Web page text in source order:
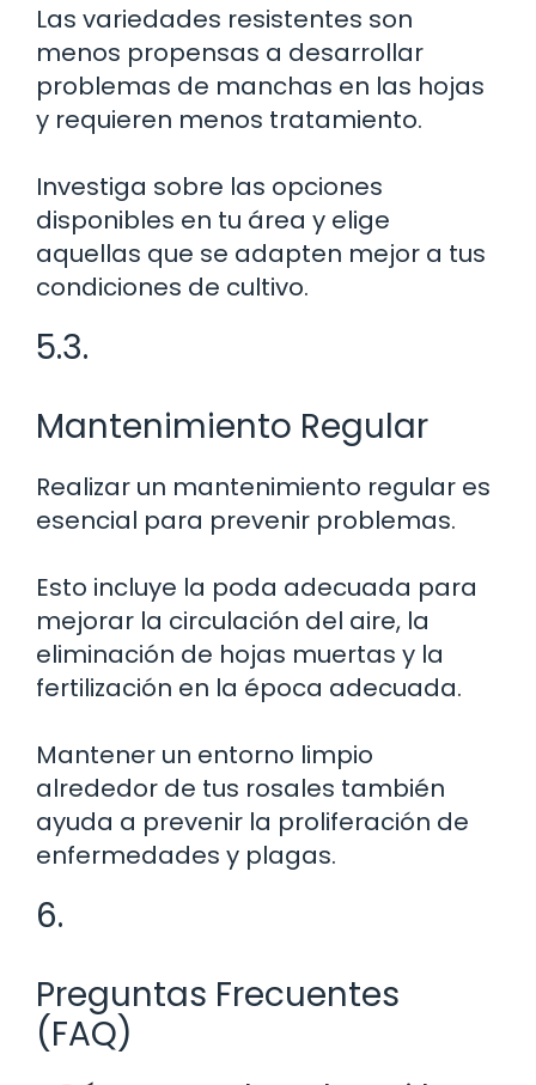
Las variedades resistentes son
menos propensas a desarrollar
problemas de manchas en las hojas
y requieren menos tratamiento.
Investiga sobre las opciones
disponibles en tu área y elige
aquellas que se adapten mejor a tus
condiciones de cultivo.
5.3.
Mantenimiento Regular
Realizar un mantenimiento regular es
esencial para prevenir problemas.
Esto incluye la poda adecuada para
mejorar la circulación del aire, la
eliminación de hojas muertas y la
fertilización en la época adecuada.
Mantener un entorno limpio
alrededor de tus rosales también
ayuda a prevenir la proliferación de
enfermedades y plagas.
6.
Preguntas Frecuentes
(FAQ)